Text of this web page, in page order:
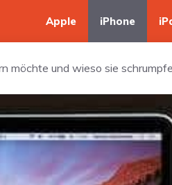
Apple iPhone
möchte und wieso sie